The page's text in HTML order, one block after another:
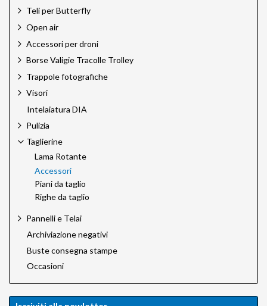
Teli per Butterfly
Open air
Accessori per droni
Borse Valigie Tracolle Trolley
Trappole fotografiche
Visori
Intelaiatura DIA
Pulizia
Taglierine
Lama Rotante
Accessori
Piani da taglio
Righe da taglio
Pannelli e Telai
Archiviazione negativi
Buste consegna stampe
Occasioni